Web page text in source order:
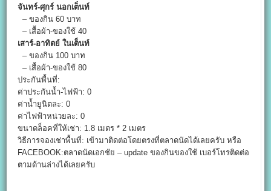
จันทร์-ศุกร์ นอกเต็นท์
– ของกิน 60 บาท
– เสื้อผ้า-ของใช้ 40
เสาร์-อาทิตย์ ในเต็นท์
– ของกิน 100 บาท
– เสื้อผ้า-ของใช้ 80
ประกันพื้นที่:
ค่าประกันน้ำ-ไฟฟ้า: 0
ค่าน้ำยูนิตละ: 0
ค่าไฟฟ้าหน่วยละ: 0
ขนาดล็อคที่ให้เช่า: 1.8 เมตร * 2 เมตร
วิธีการจองเช่าพื้นที่: เข้ามาติดต่อโดยตรงที่ตลาดนัดได้เลยครับ หรือ
FACEBOOK:ตลาดนัดเอกชัย – update ของกินของใช้ เบอร์โทรติดต่อ
ตามด้านล่างได้เลยครับ